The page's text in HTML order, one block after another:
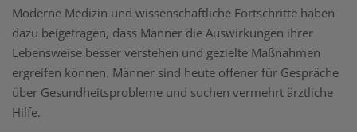
Moderne Medizin und wissenschaftliche Fortschritte haben
dazu beigetragen, dass Männer die Auswirkungen ihrer
Lebensweise besser verstehen und gezielte Maßnahmen
ergreifen können. Männer sind heute offener für Gespräche
über Gesundheitsprobleme und suchen vermehrt ärztliche
Hilfe.